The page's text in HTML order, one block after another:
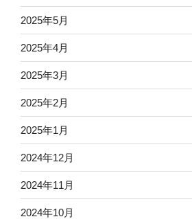
2025年5月
2025年4月
2025年3月
2025年2月
2025年1月
2024年12月
2024年11月
2024年10月